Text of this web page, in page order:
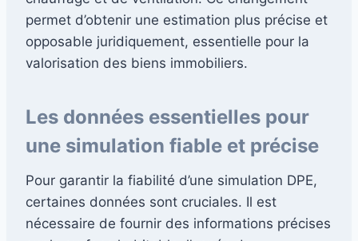
permet d’obtenir une estimation plus précise et
opposable juridiquement, essentielle pour la
valorisation des biens immobiliers.
Les données essentielles pour
une simulation fiable et précise
Pour garantir la fiabilité d’une simulation DPE,
certaines données sont cruciales. Il est
nécessaire de fournir des informations précises